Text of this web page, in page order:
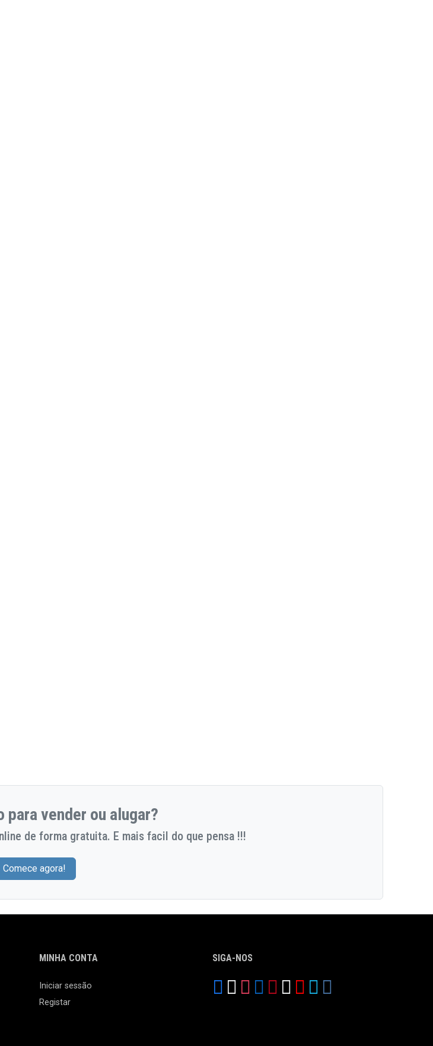
para vender ou alugar?
de forma gratuita. E mais facil do que pensa !!!
Comece agora!
MINHA CONTA
Iniciar sessão
Registar
SIGA-NOS